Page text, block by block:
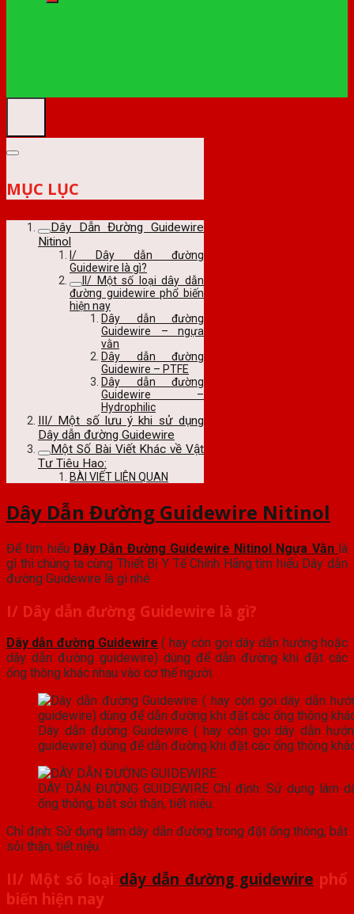
MỤC LỤC
Dây Dẫn Đường Guidewire
Nitinol
I/ Dây dẫn đường
Guidewire là gì?
II/ Một số loại dây dẫn
đường guidewire phổ biến
hiện nay
Dây dẫn đường
Guidewire – ngựa
vằn
Dây dẫn đường
Guidewire – PTFE
Dây dẫn đường
Guidewire –
Hydrophilic
III/ Một số lưu ý khi sử dụng
Dây dẫn đường Guidewire
Một Số Bài Viết Khác về Vật
Tư Tiêu Hao:
BÀI VIẾT LIÊN QUAN
Dây Dẫn Đường Guidewire Nitinol
Để tìm hiểu Dây Dẫn Đường Guidewire Nitinol Ngựa Vằn là
gì thì chúng ta cùng Thiết Bị Y Tế Chính Hãng tìm hiểu Dây dẫn
đường Guidewire là gì nhé
I/ Dây dẫn đường Guidewire là gì?
Dây dẫn đường Guidewire ( hay còn gọi dây dẫn hướng hoặc
dây dẫn đường guidewire) dùng để dẫn đường khi đặt các
ống thông khác nhau vào cơ thể người.
Dây dẫn đường Guidewire ( hay còn gọi dây dẫn
guidewire) dùng để dẫn đường khi đặt các ống thông
DÂY DẪN ĐƯỜNG GUIDEWIRE Chỉ định: Sử dụng làm
ống thông, bắt sỏi thận, tiết niệu.
Chỉ định: Sử dụng làm dây dẫn đường trong đặt ống thông, bắt
sỏi thận, tiết niệu.
II/ Một số loại dây dẫn đường guidewire phổ
biến hiện nay